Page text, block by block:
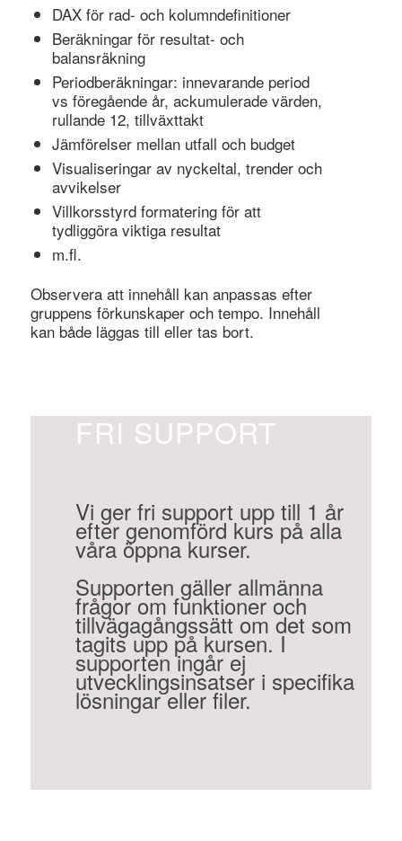
DAX för rad- och kolumndefinitioner
Beräkningar för resultat- och
balansräkning
Periodberäkningar: innevarande period
vs föregående år, ackumulerade värden,
rullande 12, tillväxttakt
Jämförelser mellan utfall och budget
Visualiseringar av nyckeltal, trender och
avvikelser
Villkorsstyrd formatering för att
tydliggöra viktiga resultat
m.fl.
Observera att innehåll kan anpassas efter
gruppens förkunskaper och tempo. Innehåll
kan både läggas till eller tas bort.
FRI SUPPORT
Vi ger fri support upp till 1 år
efter genomförd kurs på alla
våra öppna kurser.
Supporten gäller allmänna
frågor om funktioner och
tillvägagångssätt om det som
tagits upp på kursen. I
supporten ingår ej
utvecklingsinsatser i specifika
lösningar eller filer.